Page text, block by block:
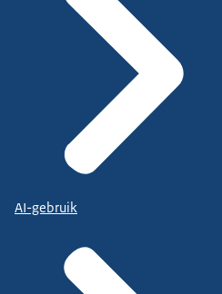
AI-gebruik